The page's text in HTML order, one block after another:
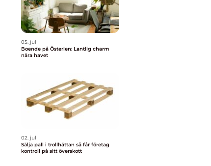
05. jul
Boende på Österlen: Lantlig charm
nära havet
02. jul
Sälja pall i trollhättan så får företag
kontroll på sitt överskott